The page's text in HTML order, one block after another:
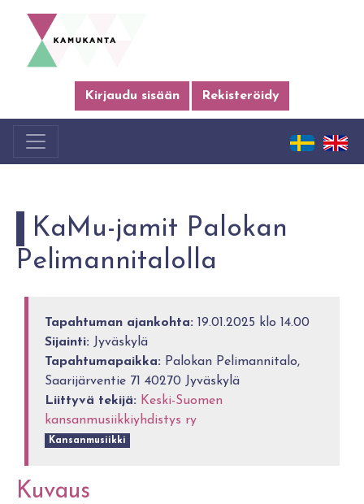
Kirjaudu sisään Rekisteröidy
KaMu-jamit Palokan
Pelimannitalolla
Tapahtuman ajankohta: 19.01.2025 klo 14.00
Sijainti: Jyväskylä
Tapahtumapaikka: Palokan Pelimannitalo,
Saarijärventie 71 40270 Jyväskylä
Liittyvä tekijä: Keski-Suomen
kansanmusiikkiyhdistys ry
Kansanmusiikki
Kuvaus